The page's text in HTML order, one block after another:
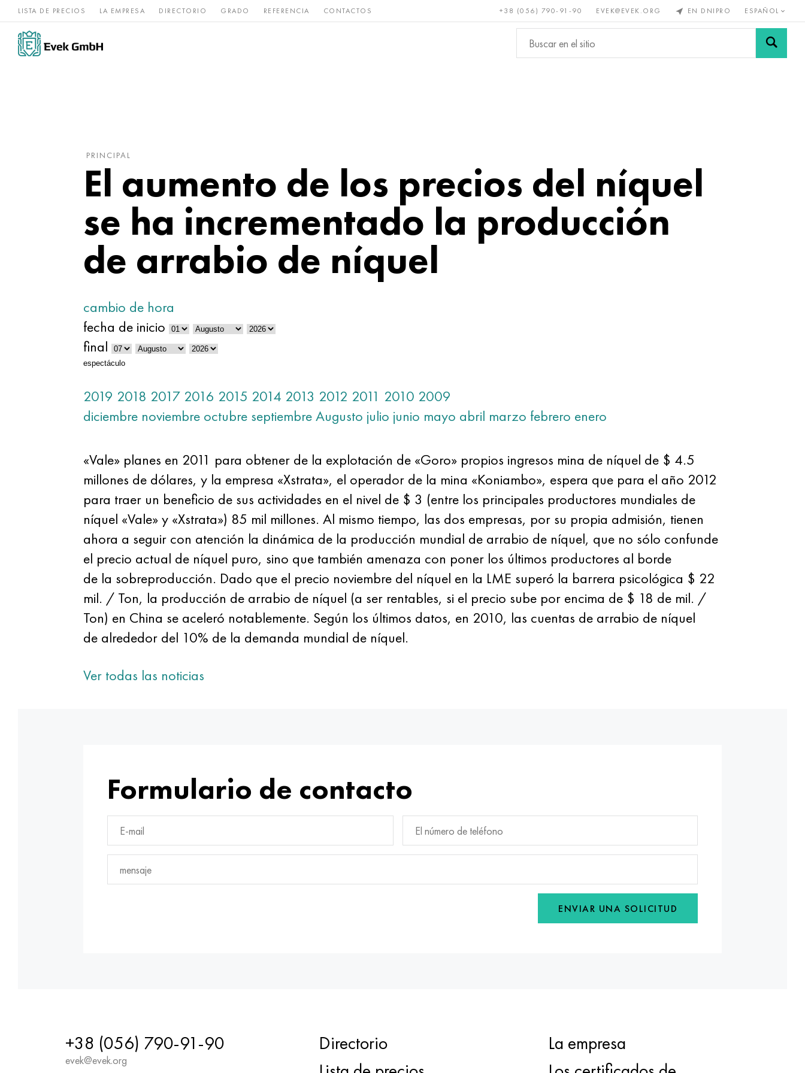
LISTA DE PRECIOS LA EMPRESA DIRECTORIO GRADO REFERENCIA CONTACTOS +38 (056) 790-91-90 EVEK@EVEK.ORG EN DNIPRO ESPAÑOL
Aleaciones de
níquel
acero Raro y Bronce, cobre, Metales no
ferrosos
Aleación de Mallas y
PRINCIPAL
El aumento de los precios del níquel
se ha incrementado la producción
de arrabio de níquel
cambio de hora
fecha de inicio
final
espectáculo
2019 2018 2017 2016 2015 2014 2013 2012 2011 2010 2009
diciembre noviembre octubre septiembreAugusto julio junio mayo abril marzo febrero enero
«Vale» planes en 2011 para obtener de la explotación de «Goro» propios ingresos mina de níquel de $ 4.5
millones de dólares, y la empresa «Xstrata», el operador de la mina «Koniambo», espera que para el año 2012
para traer un beneficio de sus actividades en el nivel de $ 3 (entre los principales productores mundiales de
níquel «Vale» y «Xstrata») 85 mil millones. Al mismo tiempo, las dos empresas, por su propia admisión, tienen
ahora a seguir con atención la dinámica de la producción mundial de arrabio de níquel, que no sólo confunde
el precio actual de níquel puro, sino que también amenaza con poner los últimos productores al borde
de la sobreproducción. Dado que el precio noviembre del níquel en la LME superó la barrera psicológica $ 22
mil. / Ton, la producción de arrabio de níquel (a ser rentables, si el precio sube por encima de $ 18 de mil. /
Ton) en China se aceleró notablemente. Según los últimos datos, en 2010, las cuentas de arrabio de níquel
de alrededor del 10% de la demanda mundial de níquel.
Ver todas las noticias
Formulario de contacto
ENVIAR UNA SOLICITUD
+38 (056) 790-91-90
evek@evek.org
Directorio
La empresa